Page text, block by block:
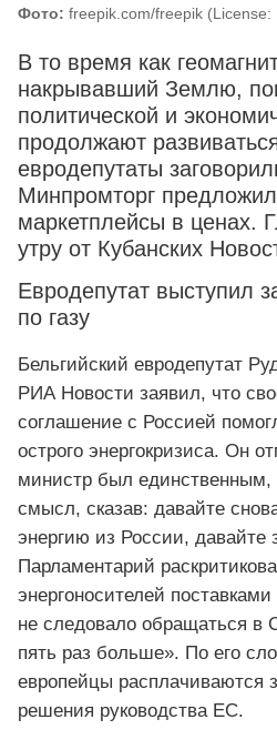
Фото: freepik.com/freepik (License:
В то время как
накрывавший Землю,
политической и
продолжают
евродепутаты
Минпромторг предложил
маркетплейсы в ценах.
утру от Кубанских
Евродепутат выступил
по газу
Бельгийский евродепутат
РИА Новости заявил, что
соглашение с Россией
острого энергокризиса. Он
министр был единственным,
смысл, сказав: давайте
энергию из России, давайте
Парламентарий
энергоносителей
не следовало обращаться в
пять раз больше». По его
европейцы расплачиваются
решения руководства ЕС.